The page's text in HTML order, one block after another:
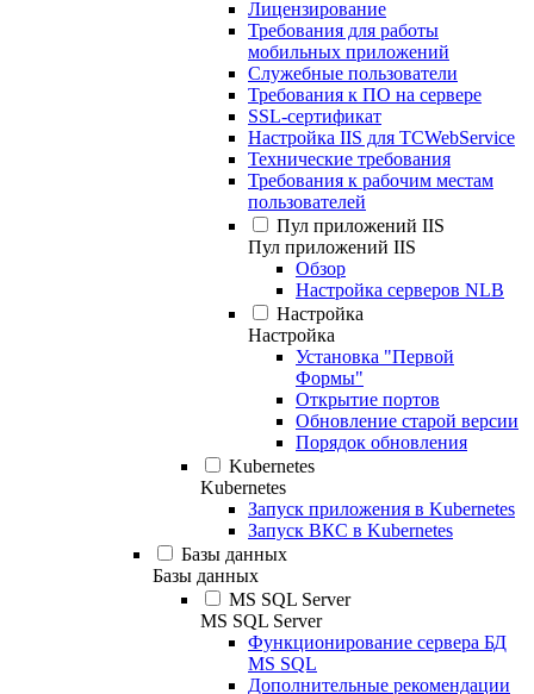
Лицензирование
Требования для работы
мобильных приложений
Служебные пользователи
Требования к ПО на сервере
SSL-сертификат
Настройка IIS для TCWebService
Технические требования
Требования к рабочим местам
пользователей
Пул приложений IIS
Пул приложений IIS
Обзор
Настройка серверов NLB
Настройка
Настройка
Установка "Первой
Формы"
Открытие портов
Обновление старой версии
Порядок обновления
Kubernetes
Kubernetes
Запуск приложения в Kubernetes
Запуск ВКС в Kubernetes
Базы данных
Базы данных
MS SQL Server
MS SQL Server
Функционирование сервера БД
MS SQL
Дополнительные рекомендации